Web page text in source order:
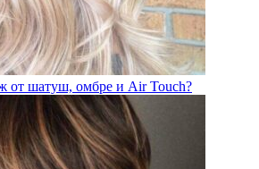
от шатуш, омбре и Air Touch?